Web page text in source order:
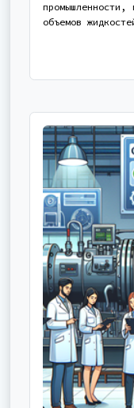
промышленности,
объемов